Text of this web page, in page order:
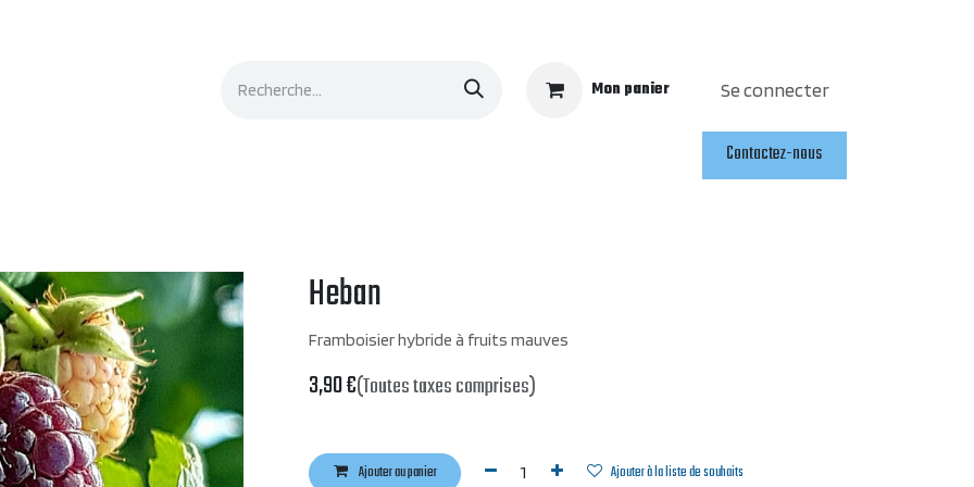
Mon panier Se connecter
Contactez-nous
Heban
Framboisier hybride à fruits mauves
3,90€(Toutes taxes comprises)
Ajouter au panier Ajouter à la liste de souhaits